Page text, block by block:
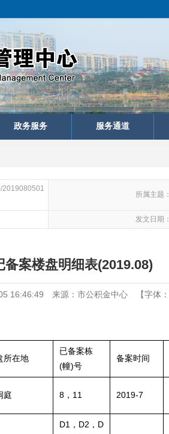
政务服务 服务通道
所属主题：
发文日期：
备案楼盘明细表(2019.08)
16:46:49 来源：市公积金中心 【字体：
所在地
已备案栋
(幢)号
备案时间
庭 8，11 2019-7
D1，D2，D